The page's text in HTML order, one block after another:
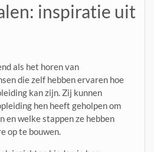
inspiratie uit
als het horen van
die zelf hebben ervaren hoe
kan zijn. Zij kunnen
hen heeft geholpen om
en welke stappen ze hebben
op te bouwen.